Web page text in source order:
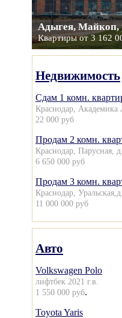
Адыгея, Майкоп,
Квартиры от 3 162
Недвижимость
Сдам 1 комн.
Краснодар, Академика
22 000 руб
Продам 2 комн.
Краснодар, Парусная,
6 650 000 руб
Продам 3 комн.
Краснодар,
11 000 000 руб
Авто
Volkswagen Polo
лифтбек 2021 г.в.
1 550 000 руб.
Toyota Yaris